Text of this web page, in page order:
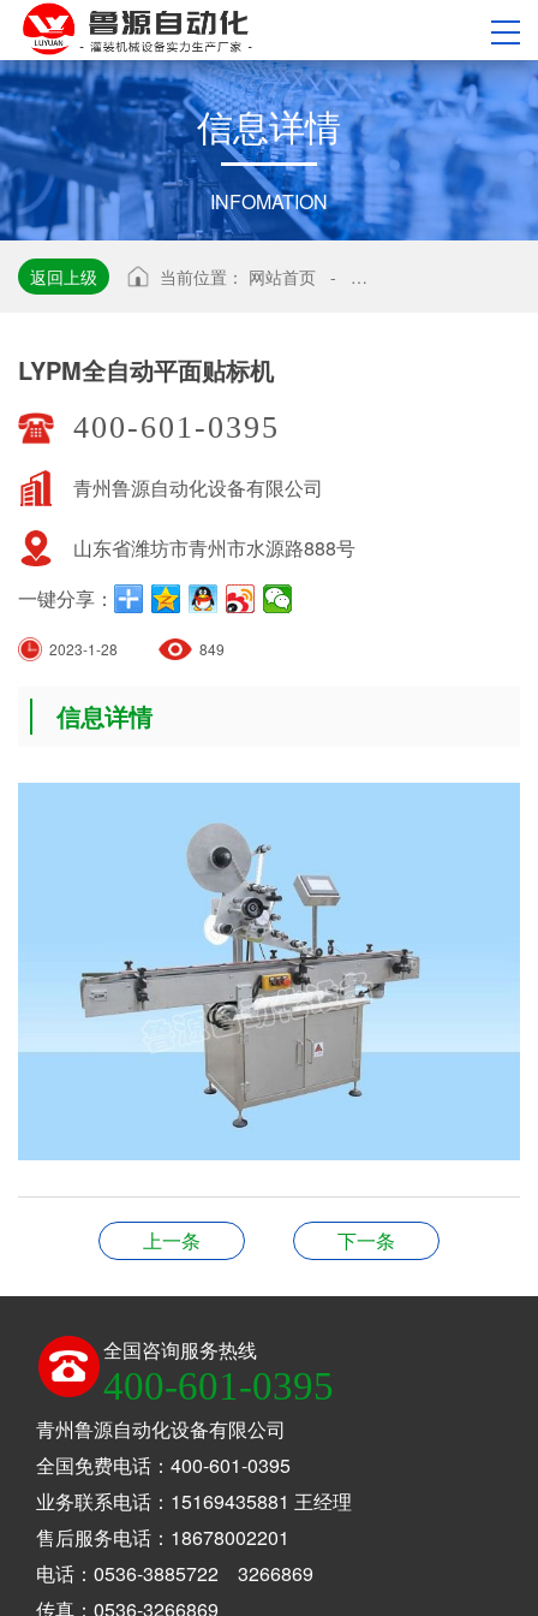
信息详情
INFOMATION
返回上级 当前位置： 网站首页 - LYPM全自动平面贴标机
LYPM全自动平面贴标机
400-601-0395
青州鲁源自动化设备有限公司
山东省潍坊市青州市水源路888号
一键分享：
2023-1-28 849
信息详情
上一条 下一条
全国咨询服务热线
400-601-0395
青州鲁源自动化设备有限公司
全国免费电话：400-601-0395
业务联系电话：15169435881 王经理
售后服务电话：18678002201
电话：0536-3885722 3266869
传真：0536-3266869